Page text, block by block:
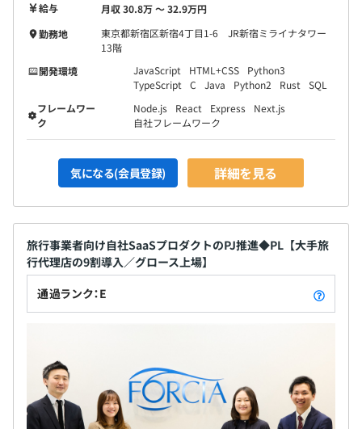
チームはエンジニア14名・ビジネスサイドメンバー10名
でプロジェクトを進めています。
スクラム開発を採用しており、メンバー同士のコミュニケ
ーションを重視しています。
エンジニアとビジネスサイドがお互いを理解しあい補完し
あうことができるチームです。
給与
月収 30.8万 〜 32.9万円
勤務地
東京都新宿区新宿4丁目1-6 JR新宿ミライナタワー
13階
開発環境
JavaScript HTML+CSS
Python3
TypeScript
C Java Python2 Rust
SQL
フレームワー
ク
Node.js React Express
Next.js
自社フレームワーク
気になる(会員登録) 詳細を見る
旅行事業者向け自社SaaSプロダクトのPJ推進◆PL【大手旅
行代理店の9割導入／グロース上場】
通過ランク：E